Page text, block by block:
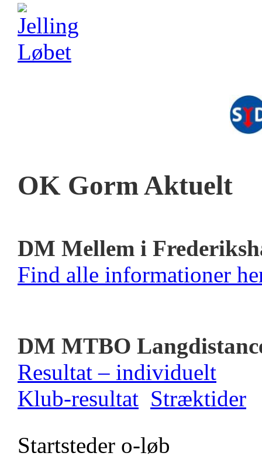
OK Gorm Aktuelt
DM Mellem i
Find alle informationer
DM MTBO
Resultat – individuelt
Klub-resultat Stræktider
Startsteder o-løb